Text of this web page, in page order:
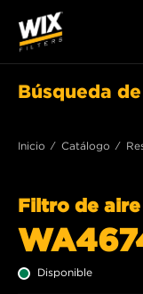
Búsqueda
Inicio Catálogo
Filtro de aire
Disponible